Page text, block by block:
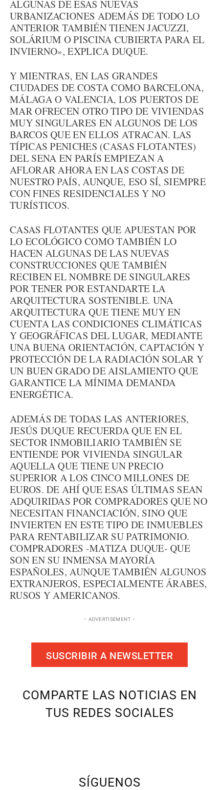
ALGUNAS DE ESAS NUEVAS
URBANIZACIONES ADEMÁS DE TODO LO
ANTERIOR TAMBIÉN TIENEN JACUZZI,
SOLÁRIUM O PISCINA CUBIERTA PARA EL
INVIERNO», EXPLICA DUQUE.
Y MIENTRAS, EN LAS GRANDES
CIUDADES DE COSTA COMO BARCELONA,
MÁLAGA O VALENCIA, LOS PUERTOS DE
MAR OFRECEN OTRO TIPO DE VIVIENDAS
MUY SINGULARES EN ALGUNOS DE LOS
BARCOS QUE EN ELLOS ATRACAN. LAS
TÍPICAS PENICHES (CASAS FLOTANTES)
DEL SENA EN PARÍS EMPIEZAN A
AFLORAR AHORA EN LAS COSTAS DE
NUESTRO PAÍS, AUNQUE, ESO SÍ, SIEMPRE
CON FINES RESIDENCIALES Y NO
TURÍSTICOS.
CASAS FLOTANTES QUE APUESTAN POR
LO ECOLÓGICO COMO TAMBIÉN LO
HACEN ALGUNAS DE LAS NUEVAS
CONSTRUCCIONES QUE TAMBIÉN
RECIBEN EL NOMBRE DE SINGULARES
POR TENER POR ESTANDARTE LA
ARQUITECTURA SOSTENIBLE. UNA
ARQUITECTURA QUE TIENE MUY EN
CUENTA LAS CONDICIONES CLIMÁTICAS
Y GEOGRÁFICAS DEL LUGAR, MEDIANTE
UNA BUENA ORIENTACIÓN, CAPTACIÓN Y
PROTECCIÓN DE LA RADIACIÓN SOLAR Y
UN BUEN GRADO DE AISLAMIENTO QUE
GARANTICE LA MÍNIMA DEMANDA
ENERGÉTICA.
ADEMÁS DE TODAS LAS ANTERIORES,
JESÚS DUQUE RECUERDA QUE EN EL
SECTOR INMOBILIARIO TAMBIÉN SE
ENTIENDE POR VIVIENDA SINGULAR
AQUELLA QUE TIENE UN PRECIO
SUPERIOR A LOS CINCO MILLONES DE
EUROS. DE AHÍ QUE ESAS ÚLTIMAS SEAN
ADQUIRIDAS POR COMPRADORES QUE NO
NECESITAN FINANCIACIÓN, SINO QUE
INVIERTEN EN ESTE TIPO DE INMUEBLES
PARA RENTABILIZAR SU PATRIMONIO.
COMPRADORES -MATIZA DUQUE- QUE
SON EN SU INMENSA MAYORÍA
ESPAÑOLES, AUNQUE TAMBIÉN ALGUNOS
EXTRANJEROS, ESPECIALMENTE ÁRABES,
RUSOS Y AMERICANOS.
- ADVERTISEMENT -
SUSCRIBIR A NEWSLETTER
COMPARTE LAS NOTICIAS EN
TUS REDES SOCIALES
SÍGUENOS